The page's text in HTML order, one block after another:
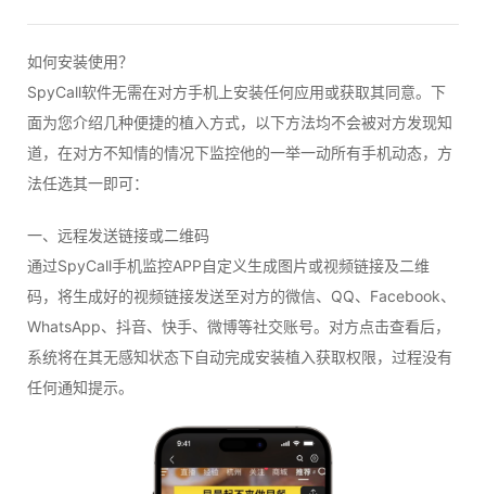
如何安装使用？
SpyCall软件无需在对方手机上安装任何应用或获取其同意。下
面为您介绍几种便捷的植入方式，以下方法均不会被对方发现知
道，在对方不知情的情况下监控他的一举一动所有手机动态，方
法任选其一即可：
一、远程发送链接或二维码
通过SpyCall手机监控APP自定义生成图片或视频链接及二维
码，将生成好的视频链接发送至对方的微信、QQ、Facebook、
WhatsApp、抖音、快手、微博等社交账号。对方点击查看后，
系统将在其无感知状态下自动完成安装植入获取权限，过程没有
任何通知提示。